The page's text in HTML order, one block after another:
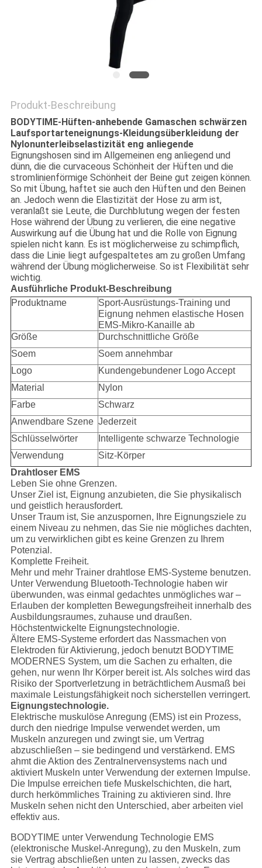
Produkt-Beschreibung
BODYTIME-Hüften-anhebende Gamaschen schwärzen
Laufsportarteneignungs-Kleidungsüberkleidung der
Nylonunterleibselastizität eng anliegende
Eignungshosen sind im Allgemeinen eng anliegend und
dünn, die die curvaceous Schönheit der Hüften und die
stromlinienförmige Schönheit der Beine gut zeigen können.
So mit Übung, haftet sie auch den Hüften und den Beinen
an. Jedoch wenn die Elastizität der Hose zu arm ist,
veranlaßt sie Leute, die Durchblutung wegen der festen
Hose während der Übung zu verlieren, die eine negative
Auswirkung auf die Übung hat und die Rolle von Eignung
spielen nicht kann. Es ist möglicherweise zu schimpflich,
dass die Linie liegt aufgespaltetes am zu großen Umfang
während der Übung möglicherweise. So ist Flexibilität sehr
wichtig.
Ausführliche Produkt-Beschreibung
Produktname
Sport-Ausrüstungs-Training und
Eignung nehmen elastische Hosen
EMS-Mikro-Kanaille ab
Größe
Durchschnittliche Größe
Soem
Soem annehmbar
Logo
Kundengebundener Logo Accept
Material
Nylon
Farbe
Schwarz
Anwendbare Szene Jederzeit
Schlüsselwörter
Intelligente schwarze Technologie
Verwendung
Sitz-Körper
Drahtloser EMS
Leben Sie ohne Grenzen.
Unser Ziel ist, Eignung anzubieten, die Sie physikalisch
und geistlich herausfordert.
Unser Traum ist, Sie anzuspornen, Ihre Eignungsziele zu
einem Niveau zu nehmen, das Sie nie mögliches dachten,
um zu verwirklichen gibt es keine Grenzen zu Ihrem
Potenzial.
Komplette Freiheit.
Mehr und mehr Trainer drahtlose EMS-Systeme benutzen.
Unter Verwendung Bluetooth-Technologie haben wir
überwunden, was einmal gedachtes unmögliches war –
Erlauben der kompletten Bewegungsfreiheit innerhalb des
Ausbildungsraumes, zuhause und draußen.
Höchstentwickelte Eignungstechnologie.
Ältere EMS-Systeme erfordert das Nassmachen von
Elektroden für Aktivierung, jedoch benutzt BODYTIME
MODERNES System, um die Sachen zu erhalten, die
gehen, nur wenn Ihr Körper bereit ist. Als solches wird das
Risiko der Sportverletzung in beträchtlichem Ausmaß bei
maximale Leistungsfähigkeit noch sicherstellen verringert.
Eignungstechnologie.
Elektrische muskulöse Anregung (EMS) ist ein Prozess,
durch den niedrige Impulse verwendet werden, um
Muskeln anzuregen und zwingt sie, um Vertrag
abzuschließen – sie bedingend und verstärkend. EMS
ahmt die Aktion des Zentralnervensystems nach und
aktiviert Muskeln unter Verwendung der externen Impulse.
Die Impulse erreichen tiefe Muskelschichten, die hart,
durch herkömmliches Training zu aktivieren sind. Ihre
Muskeln sehen nicht den Unterschied, aber arbeiten viel
effektiv aus.
BODYTIME unter Verwendung Technologie EMS
(elektronische Muskel-Anregung), zu den Muskeln, zum
sie Vertrag abschließen unten zu lassen, zwecks das